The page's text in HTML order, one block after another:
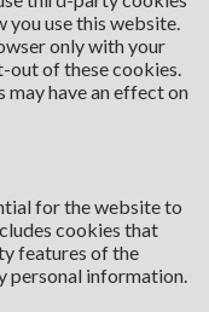
you use this website.
only with your
out of these cookies.
have an effect on
for the website to
cookies that
features of the
personal information.